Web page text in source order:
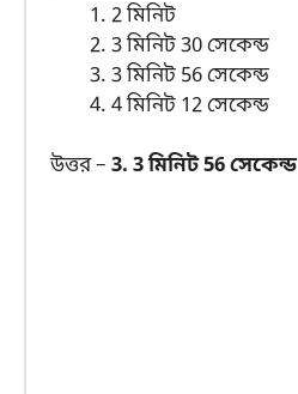
2 মিনিট
3 মিনিট 30 সেকেন্ড
3 মিনিট 56 সেকেন্ড
4 মিনিট 12 সেকেন্ড
উত্তর – 3. 3 মিনিট 56 সেকেন্ড